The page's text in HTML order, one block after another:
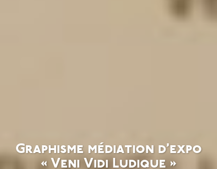
Graphisme médiation d’expo
« Veni Vidi Ludique »